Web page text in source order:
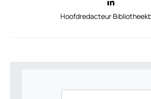
Hoofdredacteur